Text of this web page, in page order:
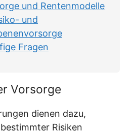
und Rentenmodelle
und
Fragen
Vorsorge
dienen dazu,
Risiken